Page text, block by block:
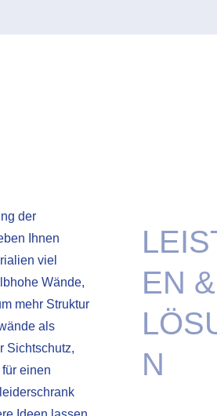
der
Ihnen
viel
Wände,
mehr Struktur
als
Sichtschutz,
einen
EN &
N